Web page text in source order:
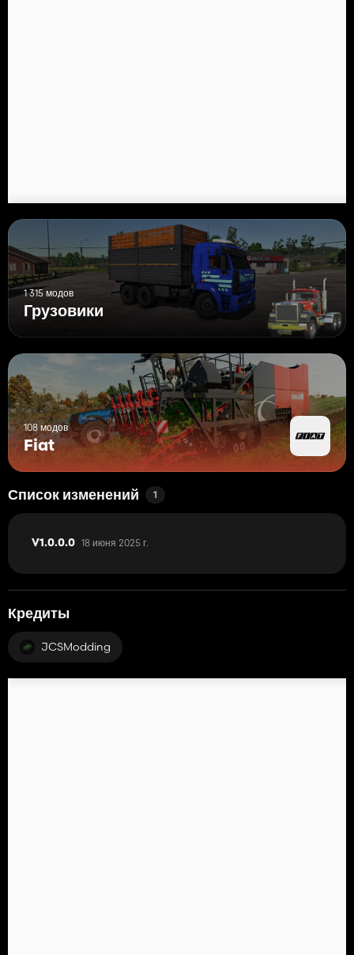
1 315 модов
Грузовики
108 модов
Fiat
Список изменений 1
V1.0.0.0 18 июня 2025 г.
Кредиты
JCSModding